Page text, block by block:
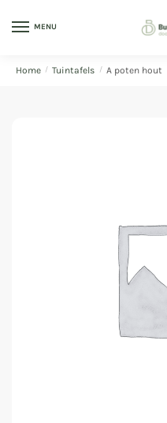
MENU
Home / Tuintafels / A poten hout